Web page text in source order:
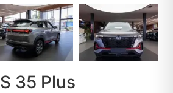
35 Plus